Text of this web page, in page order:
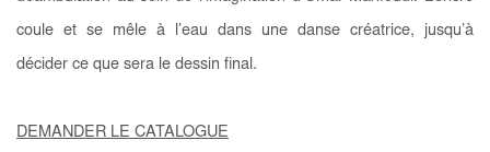
coule et se mêle à l’eau dans une danse créatrice, jusqu’à
décider ce que sera le dessin final.
DEMANDER LE CATALOGUE